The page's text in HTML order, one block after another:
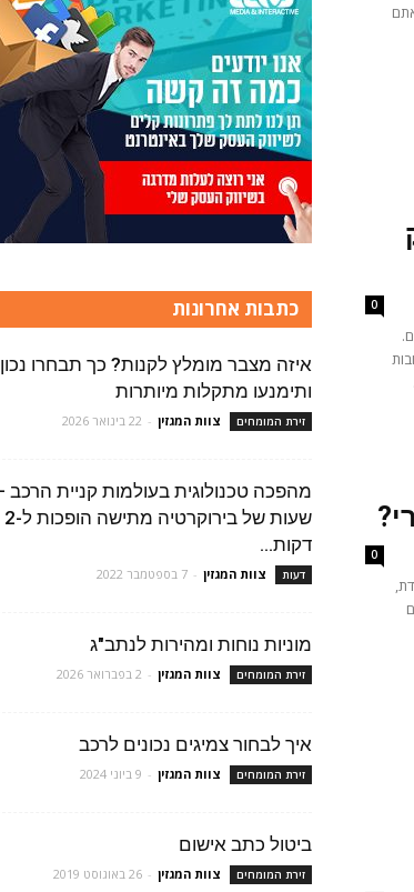
0
0
כתבות אחרונות
איזה מצבר מומלץ לקנות? כך תבחרו נכון
ותימנעו מתקלות מיותרות
זירת המומחים צוות המגזין - 22 בינואר 2026
שעות של בירוקרטיה מתישה הופכות ל-2
דקות...
דעות צוות המגזין - 7 בספטמבר 2022
מוניות נוחות ומהירות לנתב"ג
זירת המומחים צוות המגזין - 2 בפברואר 2026
איך לבחור צמיגים נכונים לרכב
זירת המומחים צוות המגזין - 9 ביוני 2024
ביטול כתב אישום
זירת המומחים צוות המגזין - 26 באוגוסט 2019